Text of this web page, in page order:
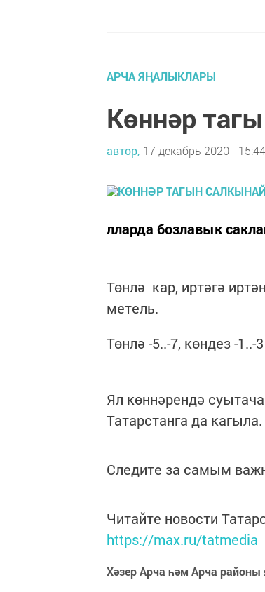
АРЧА ЯҢАЛЫКЛАРЫ
Көннәр
автор, 17 декабрь 2020 - 15:44
лларда бозлавык
Төнлә кар, иртәгә
метель.
Төнлә -5..-7, көндез -
Ял көннәрендә
Татарстанга да кагыла.
Следите за самым
Читайте новости
https://max.ru/tatmedia
Хәзер Арча һәм Арча